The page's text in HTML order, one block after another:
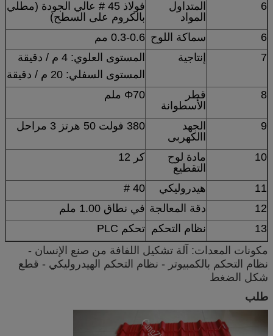
6
المتداول
المواد
فولاذ 45 # عالي الجودة (مطلي
بالكروم على السطح)
6
سماكة اللوح 0.3-0.6 مم
7
إنتاجية
المستوى العلوي: 4 م / دقيقة
المستوى السفلي: 20 م / دقيقة
8
قطر
الأسطوانة
Φ70 ملم
9
الجهد
االكهربى
380 فولت 50 هرتز 3 مراحل
10
مادة لوح
التقطيع
كر 12
11 هيدروليكي
40 #
12
دقة المعالجة في نطاق 1.00 ملم
13
نظام التحكم تحكم PLC
مكونات المعدات: آلة تشكيل اللفافة من صنع الإنسان -
نظام التحكم بالكمبيوتر - نظام التحكم الهيدروليكي - قطع
شكل الضغط
طلب